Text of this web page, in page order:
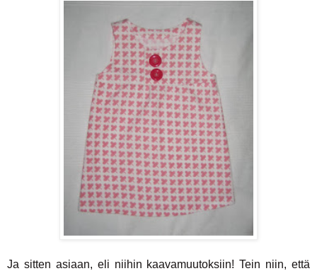
Ja sitten asiaan, eli niihin kaavamuutoksiin! Tein niin, että